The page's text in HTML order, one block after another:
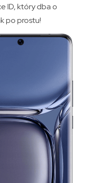
ID, który dba o
po prostu!